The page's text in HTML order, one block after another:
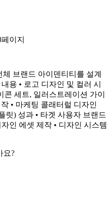
이지
브랜드 아이덴티티를 설계
용 • 로고 디자인 및 컬러 시
세트, 일러스트레이션 가이
• 마케팅 콜래터럴 디자인
릿) 성과 • 타겟 사용자 브랜드
인 에셋 제작 • 디자인 시스템
요?